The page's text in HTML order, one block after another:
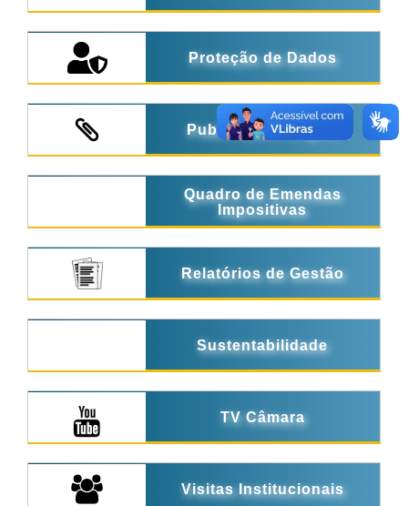
Proteção de Dados
Publicações Legais
Quadro de Emendas
Impositivas
Relatórios de Gestão
Sustentabilidade
TV Câmara
Visitas Institucionais